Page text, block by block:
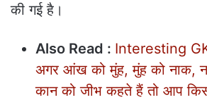
की गई है।
Also Read : Interesting
अगर आंख को मुंह, मुंह को नाक,
कान को जीभ कहते हैं तो आप